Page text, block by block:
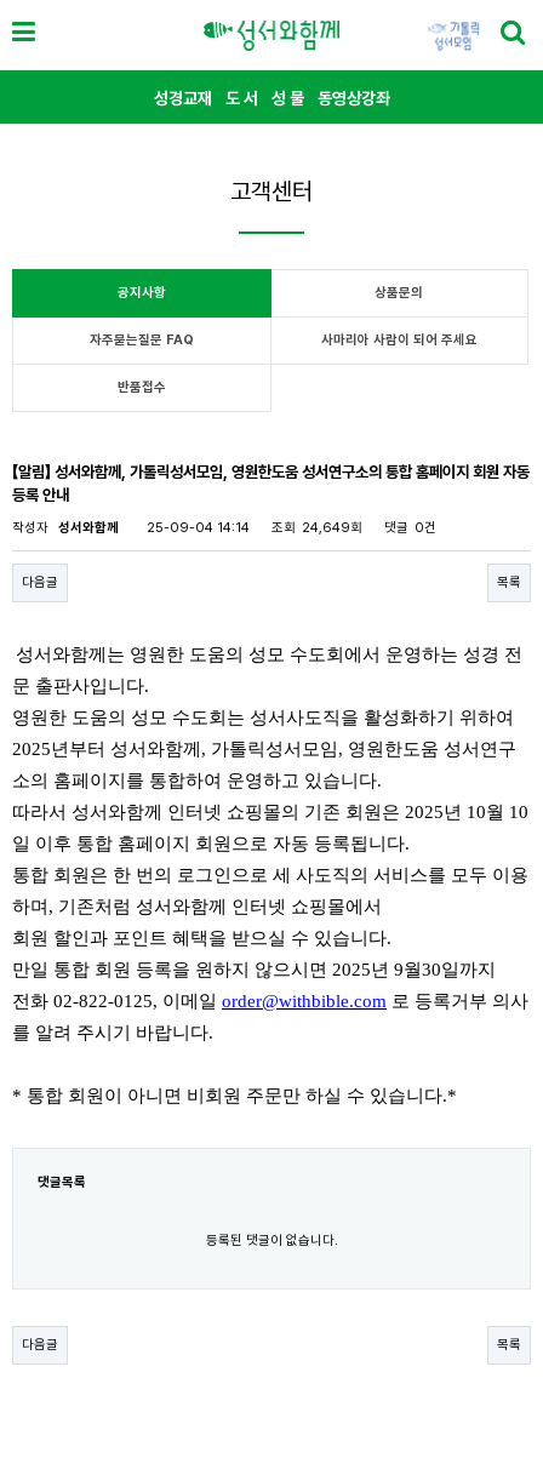
성경교재 도 서 성 물 동영상강좌
고객센터
공지사항 상품문의
자주묻는질문 FAQ 사마리아 사람이 되어 주세요
반품접수
【알림】 성서와함께, 가톨릭성서모임, 영원한도움 성서연구소의 통합 홈페이지 회원 자동
등록 안내
작성자 성서와함께 25-09-04 14:14 조회 24,649회 댓글 0건
다음글 목록
성서와함께는 영원한 도움의 성모 수도회에서 운영하는 성경 전
문 출판사입니다.
영원한 도움의 성모 수도회는 성서사도직을 활성화하기 위하여
2025년부터 성서와함께 , 가톨릭성서모임, 영원한도움 성서연구
소의 홈페이지를 통합하여 운영하고 있습니다.
따라서 성서와함께 인터넷 쇼핑몰의 기존 회원은 2025년 10월 10
일 이후 통합 홈페이지 회원으로 자동 등록됩니다.
통합 회원은 한 번의 로그인으로 세 사도직의 서비스를 모두 이용
하며 , 기존처럼 성서와함께 인터넷 쇼핑몰에서
회원 할인과 포인트 혜택을 받으실 수 있습니다.
만일 통합 회원 등록을 원하지 않으시면 2025년 9월30일까지
전화 02-822-0125, 이메일 order@withbible.com 로 등록거부 의사
를 알려 주시기 바랍니다.
* 통합 회원이 아니면 비회원 주문만 하실 수 있습니다.*
댓글목록
등록된 댓글이 없습니다.
다음글 목록